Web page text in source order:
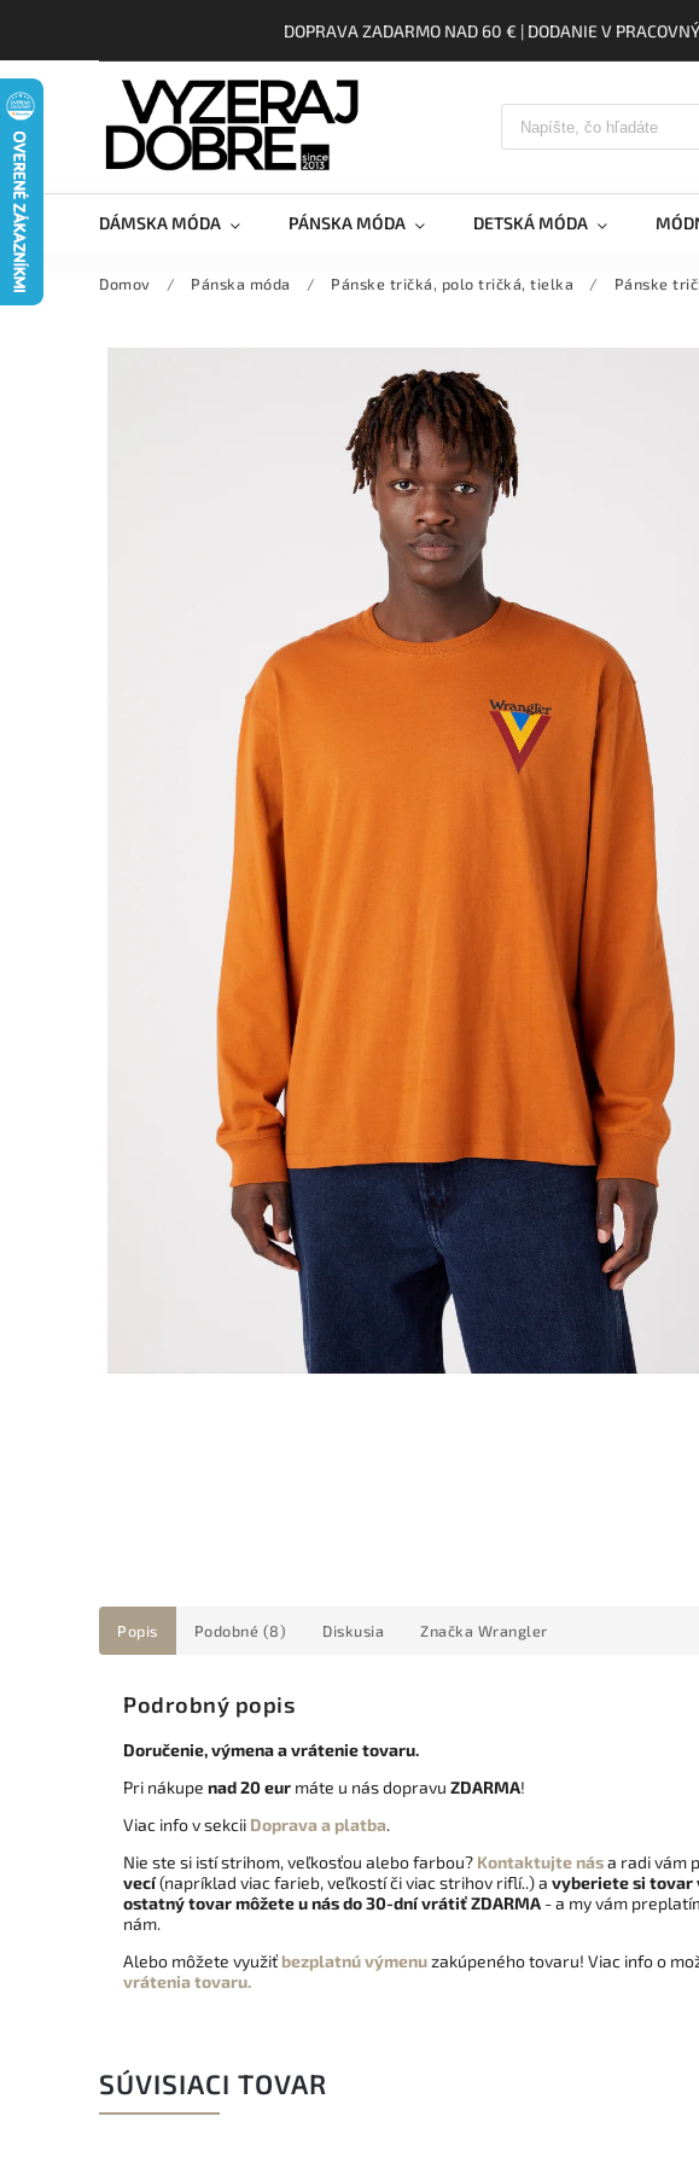
DOPRAVA ZADARMO NAD 60 € | DODANIE V
DÁMSKA MÓDA PÁNSKA MÓDA DETSKÁ MÓDA
Domov / Pánska móda / Pánske tričká, polo tričká, tielka / Pánske
Popis Podobné (8) Diskusia Značka Wrangler
Podrobný popis
Doručenie, výmena a vrátenie tovaru.
Pri nákupe nad 20 eur máte u nás dopravu ZDARMA!
Viac info v sekcii Doprava a platba.
Nie ste si istí strihom, veľkosťou alebo farbou? Kontaktujte nása radi vám
vecí(napríklad viac farieb, veľkostí či viac strihov riflí..) a vyberiete si tovar
ostatný tovar môžete u nás do 30-dní vrátiťZDARMA - a my vám
nám.
Alebo môžete využiť bezplatnú výmenuzakúpeného tovaru! Viac info o
vrátenia tovaru.
SÚVISIACI TOVAR